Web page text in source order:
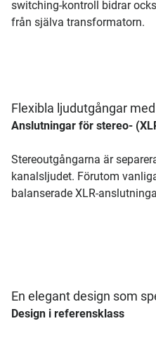
switching-kontroll bidrar
från själva transformatorn.
Flexibla ljudutgångar
Anslutningar för stereo-
Stereoutgångarna är
kanalsljudet. Förutom
balanserade XLR-
En elegant design som
Design i referensklass